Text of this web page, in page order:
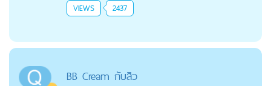
VIEWS 2437
BB Cream กับสิว